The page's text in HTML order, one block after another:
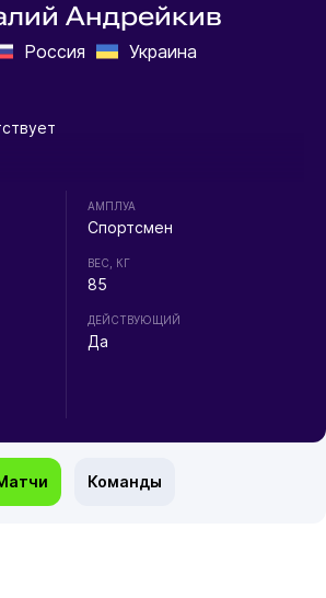
Андрейкив
Россия
Украина
АМПЛУА
Спортсмен
ВЕС, КГ
85
ДЕЙСТВУЮЩИЙ
Да
Команды